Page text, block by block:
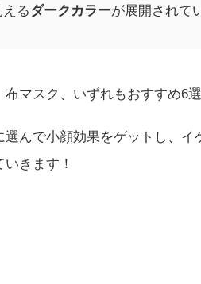
るダークカラーが展開されて
マスク、いずれもおすすめ6
選んで小顔効果をゲットし、
きます！